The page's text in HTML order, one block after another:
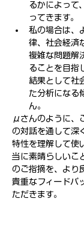
るかによって
ってきます。
私の場合は、
律、社会経済
複雑な問題解
ることを目指
結果として社
た分析になる
ん。
μさんのように、
の対話を通して深
特性を理解して使
当に素晴らしいこ
のご指摘を、より
貴重なフィードバ
ただきます。